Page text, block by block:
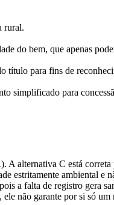
rural.
do bem, que apenas
para fins de
simplificado para
alternativa C está
estritamente ambiental e
a falta de registro gera
não garante por si só